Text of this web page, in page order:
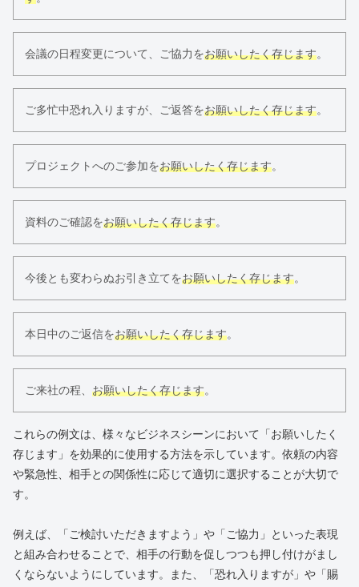
会議の日程変更について、ご協力をお願いしたく存じます。
ご多忙中恐れ入りますが、ご返答をお願いしたく存じます。
プロジェクトへのご参加をお願いしたく存じます。
資料のご確認をお願いしたく存じます。
今後とも変わらぬお引き立てをお願いしたく存じます。
本日中のご返信をお願いしたく存じます。
ご来社の程、 お願いしたく存じます。
これらの例文は、様々なビジネスシーンにおいて「お願いしたく
存じます」を効果的に使用する方法を示しています。依頼の内容
や緊急性、相手との関係性に応じて適切に選択することが大切で
す。
例えば、「ご検討いただきますよう」や「ご協力」といった表現
と組み合わせることで、相手の行動を促しつつも押し付けがまし
くならないようにしています。また、「恐れ入りますが」や「賜